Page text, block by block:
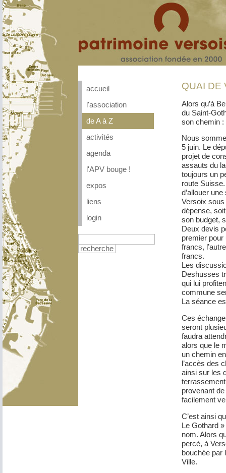
accueil
l'association
de A à Z
activités
agenda
l'APV bouge !
expos
liens
login
recherche
QUAI DE
Alors qu’à
du Saint-
son chemin :
Nous
5 juin. Le
projet de
assauts du
toujours un
route
d’allouer
Versoix sous
dépense,
son budget,
Deux devis
premier pour
francs,
francs.
Les
Deshusses
qui lui
commune
La séance
Ces
seront
faudra
alors que le
un chemin
l’accès des
ainsi sur les
provenant
facilement
C’est ainsi
Le Gothard
nom. Alors
percé, à
bouchée par
Ville.